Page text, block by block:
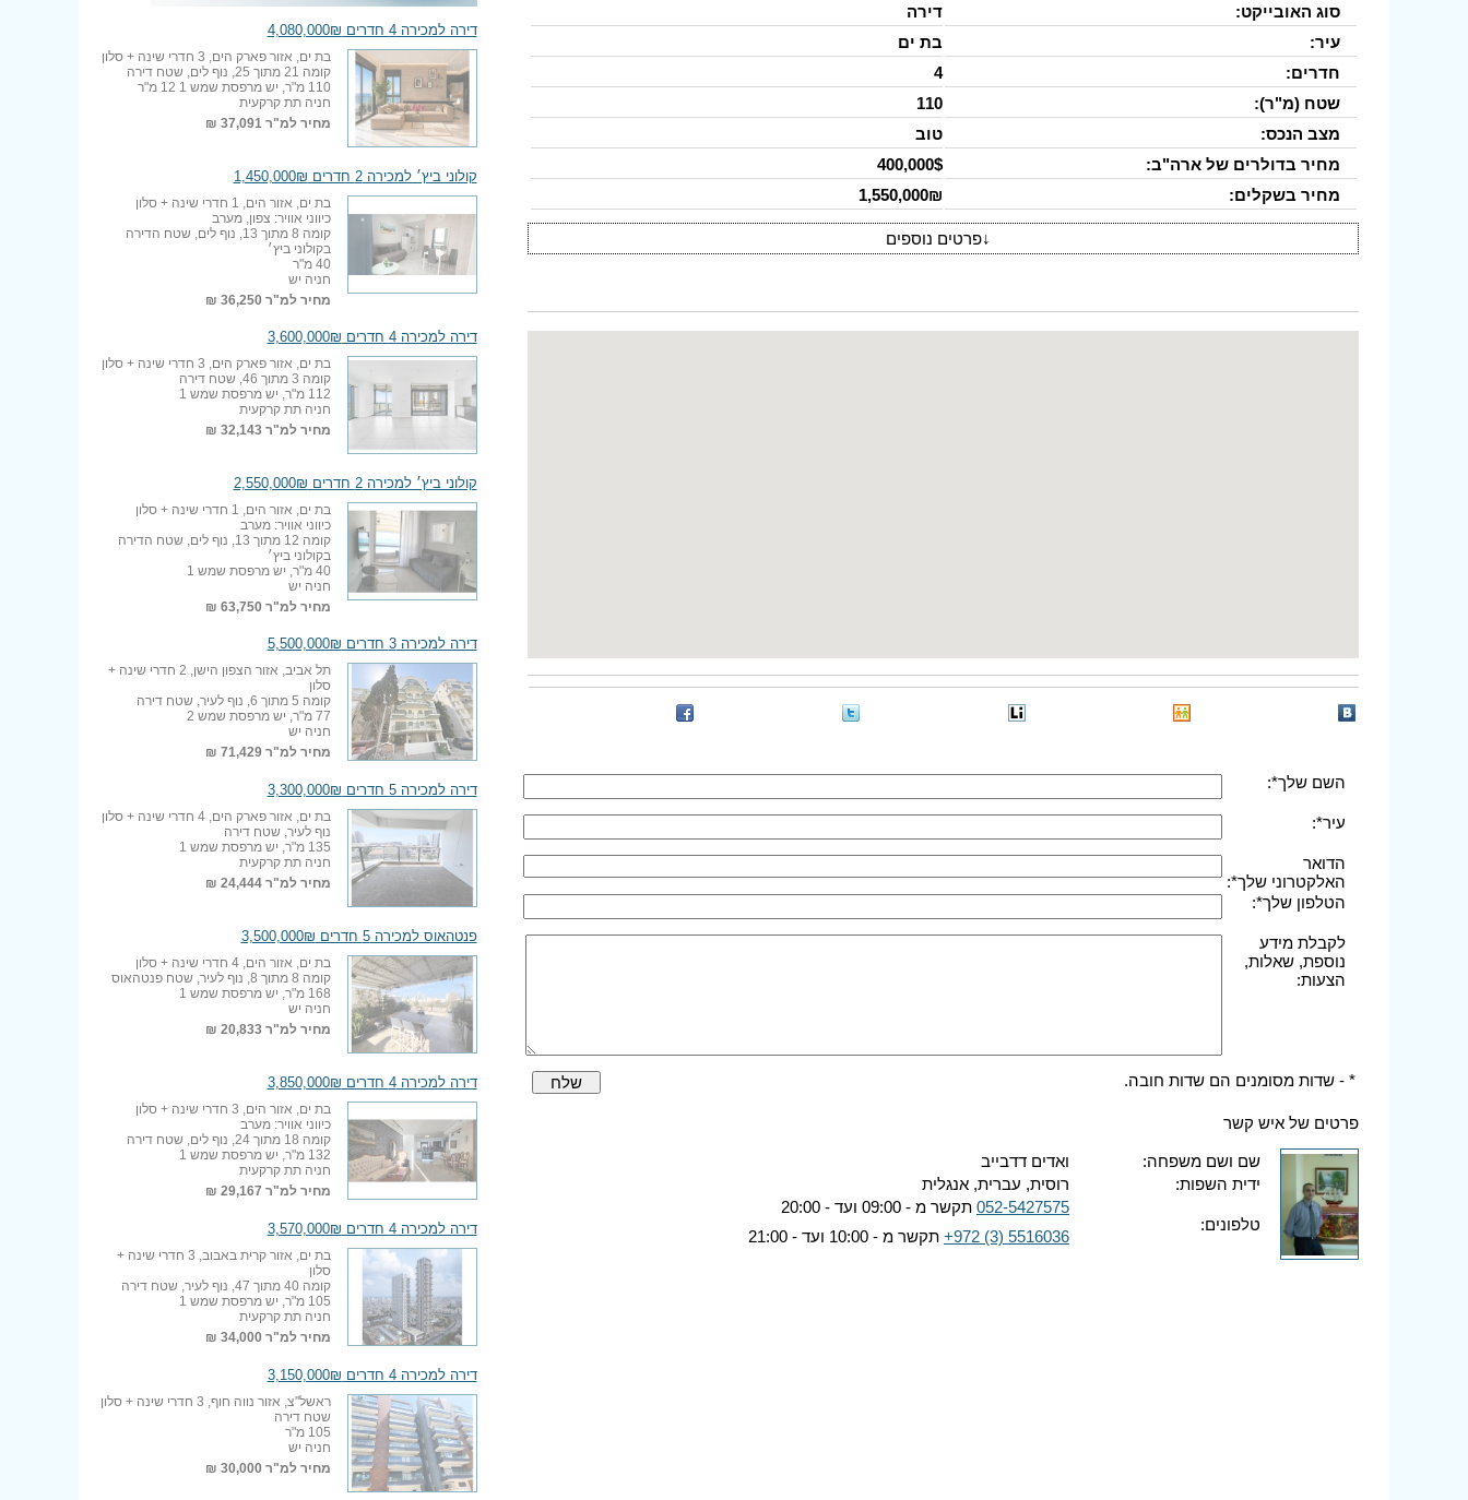
סוג האובייקט:
דירה
עיר:
בת ים
חדרים:
4
שטח (מ"ר):
110
מצב הנכס:
טוב
מחיר בדולרים של ארה"ב:
400,000$
מחיר בשקלים:
1,550,000₪
↓פרטים נוספים
השם שלך*:
עיר*:
הדואר
האלקטרוני שלך*:
הטלפון שלך*:
לקבלת מידע
נוספת, שאלות,
הצעות:
* - שדות מסומנים הם שדות חובה. שלח
פרטים של איש קשר
שם ושם משפחה:
ואדים דדבייב
ידית השפות:
רוסית, עברית, אנגלית
טלפונים:
052-5427575 תקשר מ - 09:00 ועד - 20:00
+972 (3) 5516036 תקשר מ - 10:00 ועד - 21:00
דירה למכירה 4 חדרים 4,080,000₪
בת ים, אזור פארק הים, 3 חדרי שינה + סלון
קומה 21 מתוך 25, נוף לים, שטח דירה
110 מ"ר, יש מרפסת שמש 1 12 מ"ר
חניה תת קרקעית
מחיר למ"ר37,091 ₪
קולוני ביץ׳ למכירה 2 חדרים 1,450,000₪
בת ים, אזור הים, 1 חדרי שינה + סלון
כיווני אוויר: צפון, מערב
קומה 8 מתוך 13, נוף לים, שטח הדירה
בקולוני ביץ׳
40 מ"ר
חניה יש
מחיר למ"ר 36,250 ₪
דירה למכירה 4 חדרים 3,600,000₪
בת ים, אזור פארק הים, 3 חדרי שינה + סלון
קומה 3 מתוך 46, שטח דירה
112 מ"ר, יש מרפסת שמש 1
חניה תת קרקעית
מחיר למ"ר32,143 ₪
קולוני ביץ׳ למכירה 2 חדרים 2,550,000₪
בת ים, אזור הים, 1 חדרי שינה + סלון
כיווני אוויר: מערב
קומה 12 מתוך 13, נוף לים, שטח הדירה
בקולוני ביץ׳
40 מ"ר, יש מרפסת שמש 1
חניה יש
מחיר למ"ר 63,750 ₪
דירה למכירה 3 חדרים 5,500,000₪
תל אביב, אזור הצפון הישן, 2 חדרי שינה +
סלון
קומה 5 מתוך 6, נוף לעיר, שטח דירה
77 מ"ר, יש מרפסת שמש 2
חניה יש
מחיר למ"ר71,429 ₪
דירה למכירה 5 חדרים 3,300,000₪
בת ים, אזור פארק הים, 4 חדרי שינה + סלון
נוף לעיר, שטח דירה
135 מ"ר, יש מרפסת שמש 1
חניה תת קרקעית
מחיר למ"ר24,444 ₪
פנטהאוס למכירה 5 חדרים 3,500,000₪
בת ים, אזור הים, 4 חדרי שינה + סלון
קומה 8 מתוך 8, נוף לעיר, שטח פנטהאוס
168 מ"ר, יש מרפסת שמש 1
חניה יש
מחיר למ"ר20,833 ₪
דירה למכירה 4 חדרים 3,850,000₪
בת ים, אזור הים, 3 חדרי שינה + סלון
כיווני אוויר: מערב
קומה 18 מתוך 24, נוף לים, שטח דירה
132 מ"ר, יש מרפסת שמש 1
חניה תת קרקעית
מחיר למ"ר 29,167 ₪
דירה למכירה 4 חדרים 3,570,000₪
בת ים, אזור קרית באבוב, 3 חדרי שינה +
סלון
קומה 40 מתוך 47, נוף לעיר, שטח דירה
105 מ"ר, יש מרפסת שמש 1
חניה תת קרקעית
מחיר למ"ר 34,000 ₪
דירה למכירה 4 חדרים 3,150,000₪
ראשל"צ, אזור נווה חוף, 3 חדרי שינה + סלון
שטח דירה
105 מ"ר
חניה יש
מחיר למ"ר 30,000 ₪